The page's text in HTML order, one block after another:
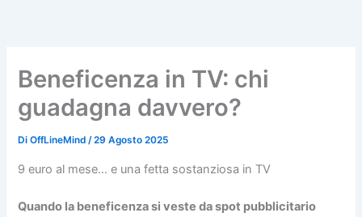
Beneficenza in TV: chi
guadagna davvero?
DiOffLineMind/29 Agosto 2025
9 euro al mese… e una fetta sostanziosa in TV
Quando la beneficenza si veste da spot pubblicitario